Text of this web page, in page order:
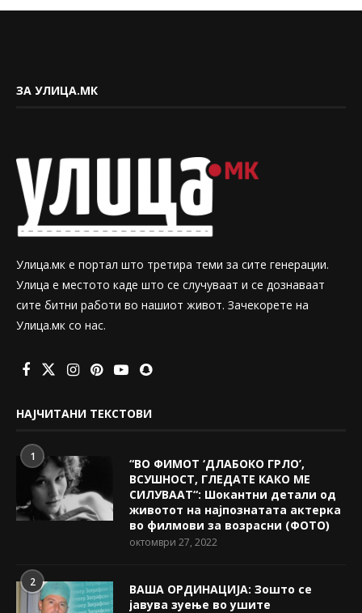
ЗА УЛИЦА.МК
Улица.мк е портал што третира теми за сите генерации.
Улица е местото каде што се случуваат и се дознаваат
сите битни работи во нашиот живот. Зачекорете на
Улица.мк со нас.
НАЈЧИТАНИ ТЕКСТОВИ
1
“ВО ФИМОТ ‘ДЛАБОКО ГРЛО’,
ВСУШНОСТ, ГЛЕДАТЕ КАКО МЕ
СИЛУВААТ“: Шокантни детали од
животот на најпознатата актерка
во филмови за возрасни (ФОТО)
октомври 27, 2022
2
ВАША ОРДИНАЦИЈА: Зошто се
јавува зуење во ушите